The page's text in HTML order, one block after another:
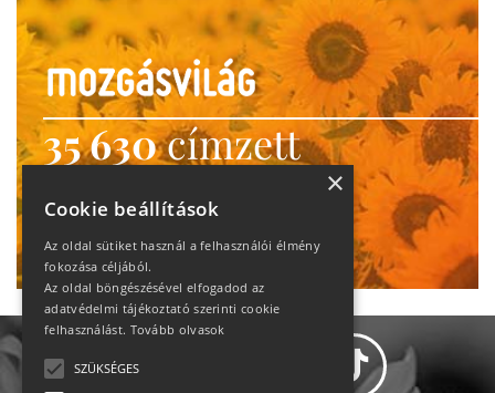
35 630címzett
heti motiváció
Ne maradj le!
×
Cookie beállítások
Az oldal sütiket használ a felhasználói élmény
fokozása céljából.
Az oldal böngészésével elfogadod az
adatvédelmi tájékoztató szerinti cookie
felhasználást. Tovább olvasok
SZÜKSÉGES